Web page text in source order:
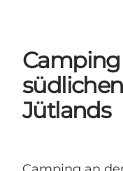
Unterkünfte
Reiseplanung
Tickets
Jütlands